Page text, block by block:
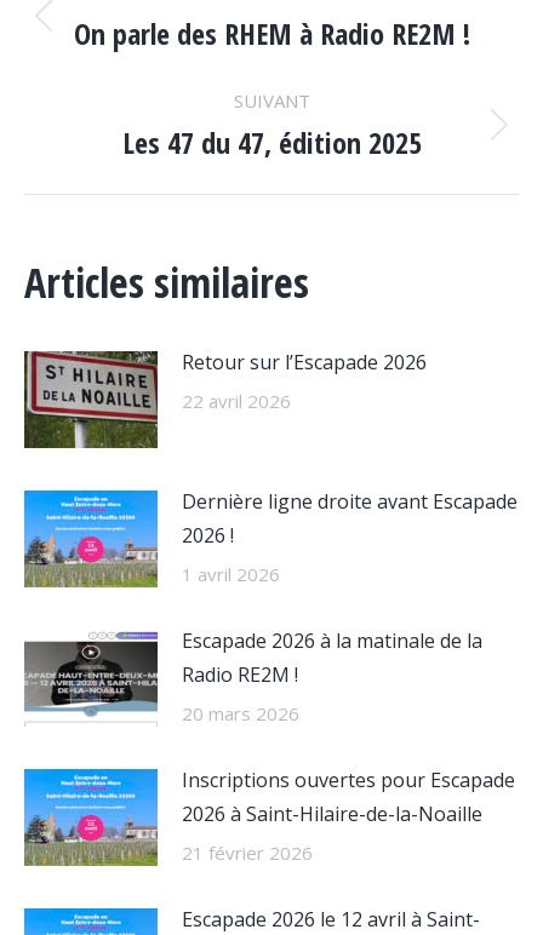
ARTICLE
Article
:
On parle des RHEM à Radio RE2M !
SUIVANT
Article
Les 47 du 47, édition 2025
Articles similaires
Retour sur l’Escapade 2026
22 avril 2026
Dernière ligne droite avant Escapade
2026 !
1 avril 2026
Escapade 2026 à la matinale de la
Radio RE2M !
20 mars 2026
Inscriptions ouvertes pour Escapade
2026 à Saint-Hilaire-de-la-Noaille
21 février 2026
Escapade 2026 le 12 avril à Saint-